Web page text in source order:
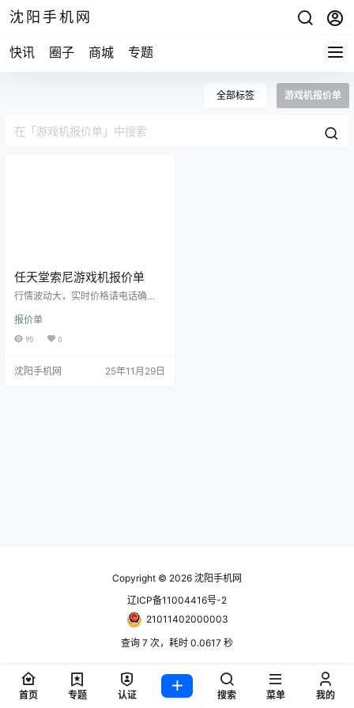
沈阳手机网
快讯 圈子 商城 专题
全部标签 游戏机报价单
任天堂索尼游戏机报价单
行情波动大，实时价格请电话确
新业务，修手机！ 15524468880微
信同步，15674294444微信同步 沈
站更新！ www.024hh.com 微信公
报价单
95 0
沈阳手机网 25年11月29日
Copyright © 2026 沈阳手机网
辽ICP备11004416号-2
21011402000003
查询 7 次，耗时 0.0617 秒
首页 专题 认证 搜索 菜单 我的